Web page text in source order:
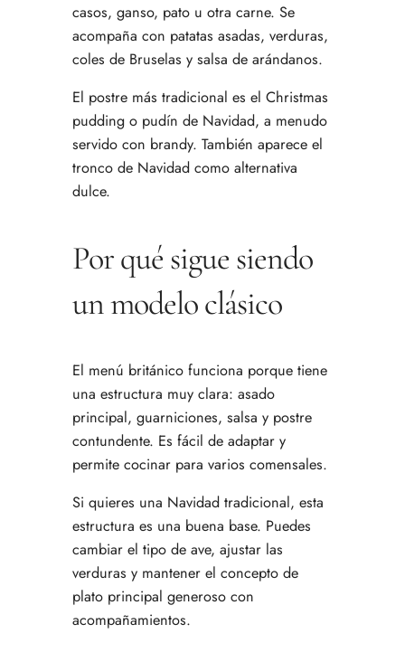
casos, ganso, pato u otra carne. Se
acompaña con patatas asadas, verduras,
coles de Bruselas y salsa de arándanos.
El postre más tradicional es el Christmas
pudding o pudín de Navidad, a menudo
servido con brandy. También aparece el
tronco de Navidad como alternativa
dulce.
Por qué sigue siendo
un modelo clásico
El menú británico funciona porque tiene
una estructura muy clara: asado
principal, guarniciones, salsa y postre
contundente. Es fácil de adaptar y
permite cocinar para varios comensales.
Si quieres una Navidad tradicional, esta
estructura es una buena base. Puedes
cambiar el tipo de ave, ajustar las
verduras y mantener el concepto de
plato principal generoso con
acompañamientos.